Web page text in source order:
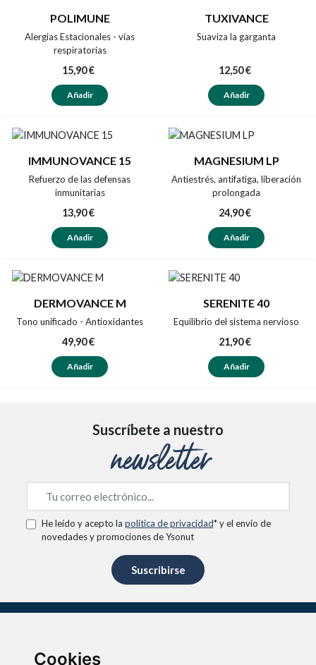
Cookies
POLIMUNE
Alergias Estacionales - vías
respiratorias
15,90 €
Añadir
TUXIVANCE
Suaviza la garganta
12,50 €
Añadir
IMMUNOVANCE 15
Refuerzo de las defensas
inmunitarias
13,90 €
Añadir
MAGNESIUM LP
Antiestrés, antifatiga, liberación
prolongada
24,90 €
Añadir
DERMOVANCE M
Tono unificado - Antioxidantes
49,90 €
Añadir
SERENITE 40
Equilibrio del sistema nervioso
21,90 €
Añadir
Suscríbete a nuestro
newsletter
He leído y acepto la política de privacidad* y el envío de
novedades y promociones de Ysonut
Suscribirse